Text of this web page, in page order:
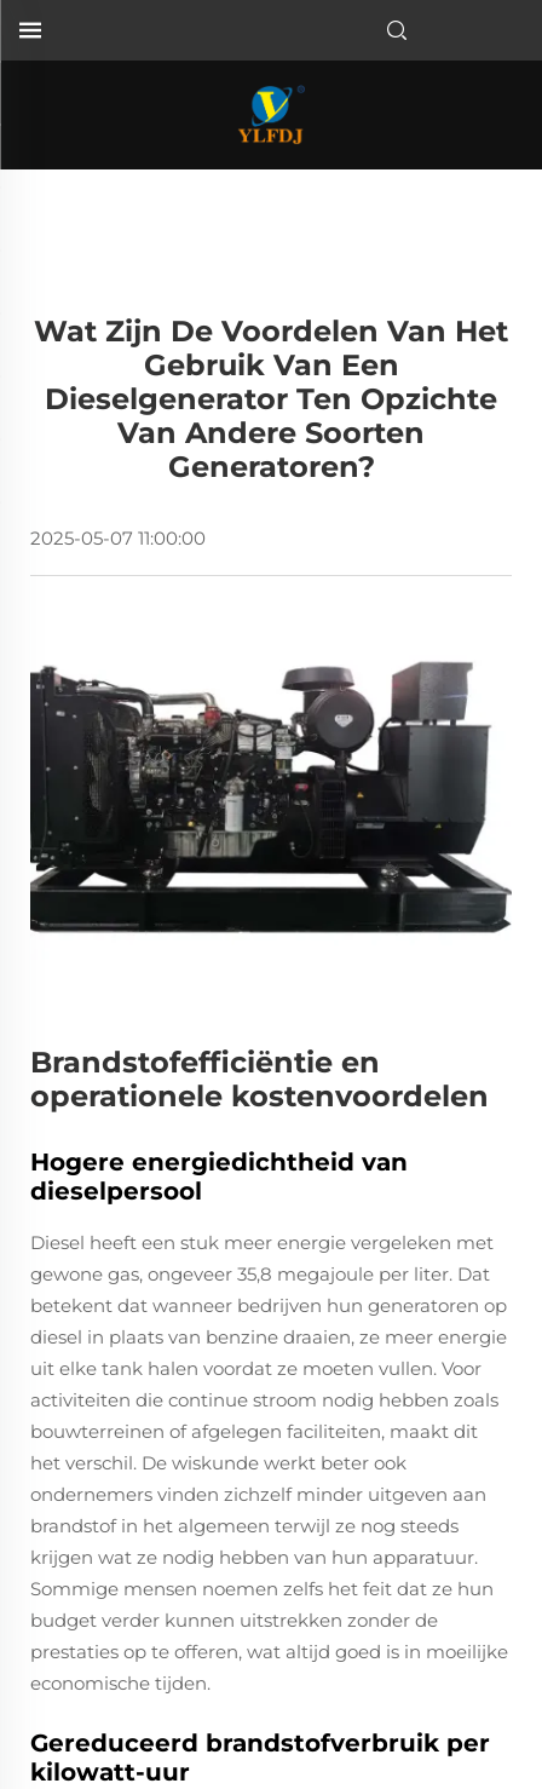
Wat Zijn De Voordelen Van Het
Gebruik Van Een
Dieselgenerator Ten Opzichte
Van Andere Soorten
Generatoren?
2025-05-07 11:00:00
Brandstofefficiëntie en
operationele kostenvoordelen
Hogere energiedichtheid van
dieselpersool
Diesel heeft een stuk meer energie vergeleken met
gewone gas, ongeveer 35,8 megajoule per liter. Dat
betekent dat wanneer bedrijven hun generatoren op
diesel in plaats van benzine draaien, ze meer energie
uit elke tank halen voordat ze moeten vullen. Voor
activiteiten die continue stroom nodig hebben zoals
bouwterreinen of afgelegen faciliteiten, maakt dit
het verschil. De wiskunde werkt beter ook
ondernemers vinden zichzelf minder uitgeven aan
brandstof in het algemeen terwijl ze nog steeds
krijgen wat ze nodig hebben van hun apparatuur.
Sommige mensen noemen zelfs het feit dat ze hun
budget verder kunnen uitstrekken zonder de
prestaties op te offeren, wat altijd goed is in moeilijke
economische tijden.
Gereduceerd brandstofverbruik per
kilowatt-uur